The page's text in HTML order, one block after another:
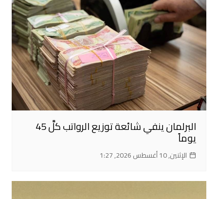
البرلمان ينفي شائعة توزيع الرواتب كلَّ 45
يوماً
الإثنين, 10 أغسطس 2026, 1:27